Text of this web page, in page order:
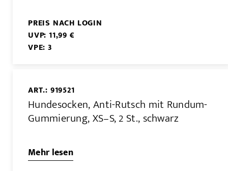
PREIS NACH LOGIN
UVP: 11,99 €
VPE: 3
ART.: 919521
Hundesocken, Anti-Rutsch mit Rundum-
Gummierung, XS–S, 2 St., schwarz
Mehr lesen